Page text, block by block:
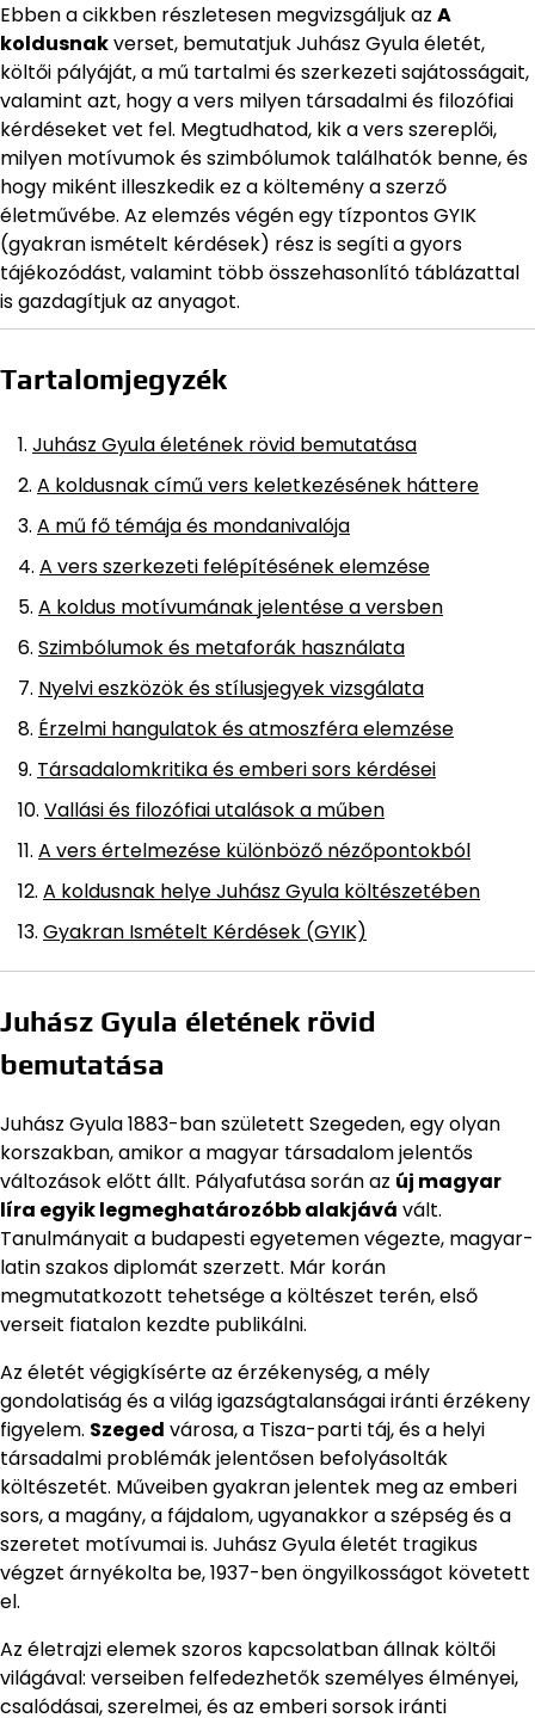
Ebben a cikkben részletesen megvizsgáljuk az A
koldusnakverset, bemutatjuk Juhász Gyula életét,
költői pályáját, a mű tartalmi és szerkezeti sajátosságait,
valamint azt, hogy a vers milyen társadalmi és filozófiai
kérdéseket vet fel. Megtudhatod, kik a vers szereplői,
milyen motívumok és szimbólumok találhatók benne, és
hogy miként illeszkedik ez a költemény a szerző
életművébe. Az elemzés végén egy tízpontos GYIK
(gyakran ismételt kérdések) rész is segíti a gyors
tájékozódást, valamint több összehasonlító táblázattal
is gazdagítjuk az anyagot.
Tartalomjegyzék
Juhász Gyula életének rövid bemutatása
A koldusnak című vers keletkezésének háttere
A mű fő témája és mondanivalója
A vers szerkezeti felépítésének elemzése
A koldus motívumának jelentése a versben
Szimbólumok és metaforák használata
Nyelvi eszközök és stílusjegyek vizsgálata
Érzelmi hangulatok és atmoszféra elemzése
Társadalomkritika és emberi sors kérdései
Vallási és filozófiai utalások a műben
A vers értelmezése különböző nézőpontokból
A koldusnak helye Juhász Gyula költészetében
Gyakran Ismételt Kérdések (GYIK)
Juhász Gyula életének rövid
bemutatása
Juhász Gyula 1883-ban született Szegeden, egy olyan
korszakban, amikor a magyar társadalom jelentős
változások előtt állt. Pályafutása során az új magyar
líra egyik legmeghatározóbb alakjává vált.
Tanulmányait a budapesti egyetemen végezte, magyar-
latin szakos diplomát szerzett. Már korán
megmutatkozott tehetsége a költészet terén, első
verseit fiatalon kezdte publikálni.
Az életét végigkísérte az érzékenység, a mély
gondolatiság és a világ igazságtalanságai iránti érzékeny
figyelem. Szeged városa, a Tisza-parti táj, és a helyi
társadalmi problémák jelentősen befolyásolták
költészetét. Műveiben gyakran jelentek meg az emberi
sors, a magány, a fájdalom, ugyanakkor a szépség és a
szeretet motívumai is. Juhász Gyula életét tragikus
végzet árnyékolta be, 1937-ben öngyilkosságot követett
el.
Az életrajzi elemek szoros kapcsolatban állnak költői
világával: verseiben felfedezhetők személyes élményei,
csalódásai, szerelmei, és az emberi sorsok iránti